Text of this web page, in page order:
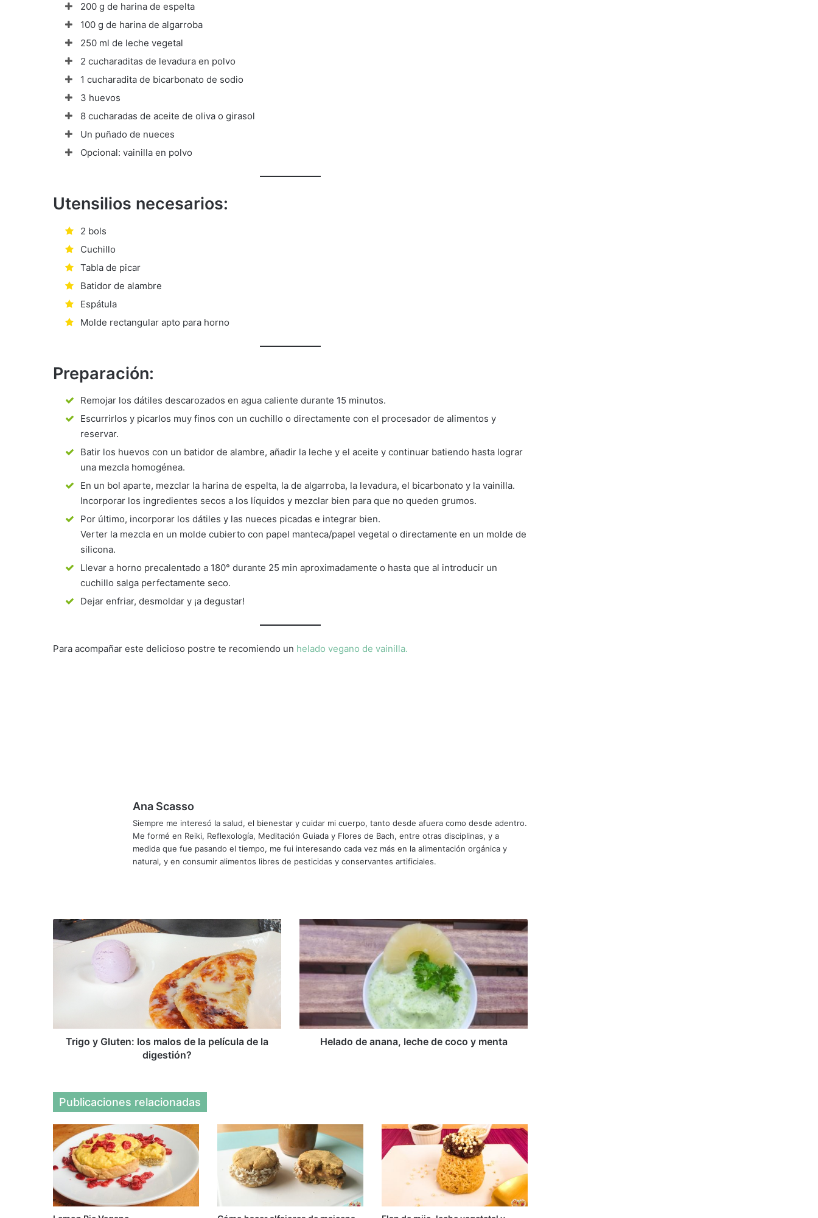
200 g de harina de espelta
100 g de harina de algarroba
250 ml de leche vegetal
2 cucharaditas de levadura en polvo
1 cucharadita de bicarbonato de sodio
3 huevos
8 cucharadas de aceite de oliva o girasol
Un puñado de nueces
Opcional: vainilla en polvo
Utensilios necesarios:
2 bols
Cuchillo
Tabla de picar
Batidor de alambre
Espátula
Molde rectangular apto para horno
Preparación:
Remojar los dátiles descarozados en agua caliente durante 15 minutos.
Escurrirlos y picarlos muy finos con un cuchillo o directamente con el procesador de alimentos y
reservar.
Batir los huevos con un batidor de alambre, añadir la leche y el aceite y continuar batiendo hasta lograr
una mezcla homogénea.
En un bol aparte, mezclar la harina de espelta, la de algarroba, la levadura, el bicarbonato y la vainilla.
Incorporar los ingredientes secos a los líquidos y mezclar bien para que no queden grumos.
Por último, incorporar los dátiles y las nueces picadas e integrar bien.
Verter la mezcla en un molde cubierto con papel manteca/papel vegetal o directamente en un molde de
silicona.
Llevar a horno precalentado a 180° durante 25 min aproximadamente o hasta que al introducir un
cuchillo salga perfectamente seco.
Dejar enfriar, desmoldar y ¡a degustar!
Para acompañar este delicioso postre te recomiendo un helado vegano de vainilla.
Ana Scasso
Siempre me interesó la salud, el bienestar y cuidar mi cuerpo, tanto desde afuera como desde adentro.
Me formé en Reiki, Reflexología, Meditación Guiada y Flores de Bach, entre otras disciplinas, y a
medida que fue pasando el tiempo, me fui interesando cada vez más en la alimentación orgánica y
natural, y en consumir alimentos libres de pesticidas y conservantes artificiales.
Trigo
y
de
Trigo y Gluten: los malos de la película de la
digestión?
Helado
de
anana,
leche
de
y
menta
Helado de anana, leche de coco y menta
Publicaciones relacionadas